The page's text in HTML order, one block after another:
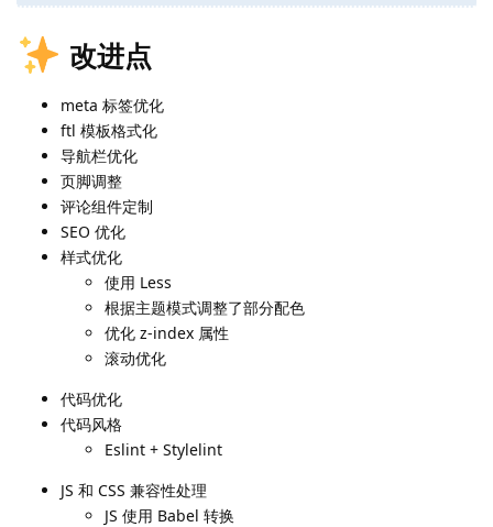
改进点
meta 标签优化
ftl 模板格式化
导航栏优化
页脚调整
评论组件定制
SEO 优化
样式优化
使用 Less
根据主题模式调整了部分配色
优化 z-index 属性
滚动优化
代码优化
代码风格
Eslint + Stylelint
JS 和 CSS 兼容性处理
JS 使用 Babel 转换